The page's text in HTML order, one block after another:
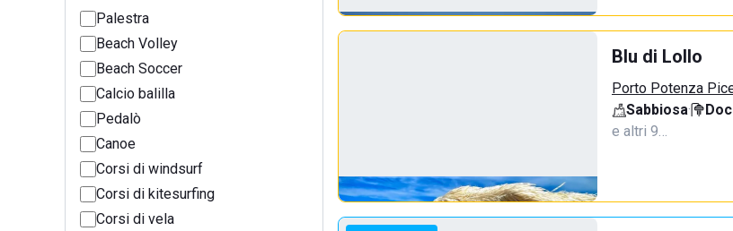
Palestra
Beach Volley
Beach Soccer
Calcio balilla
Pedalò
Canoe
Corsi di windsurf
Corsi di kitesurfing
Corsi di vela
Blu di Lollo
Porto Potenza
Sabbiosa·
e altri 9…